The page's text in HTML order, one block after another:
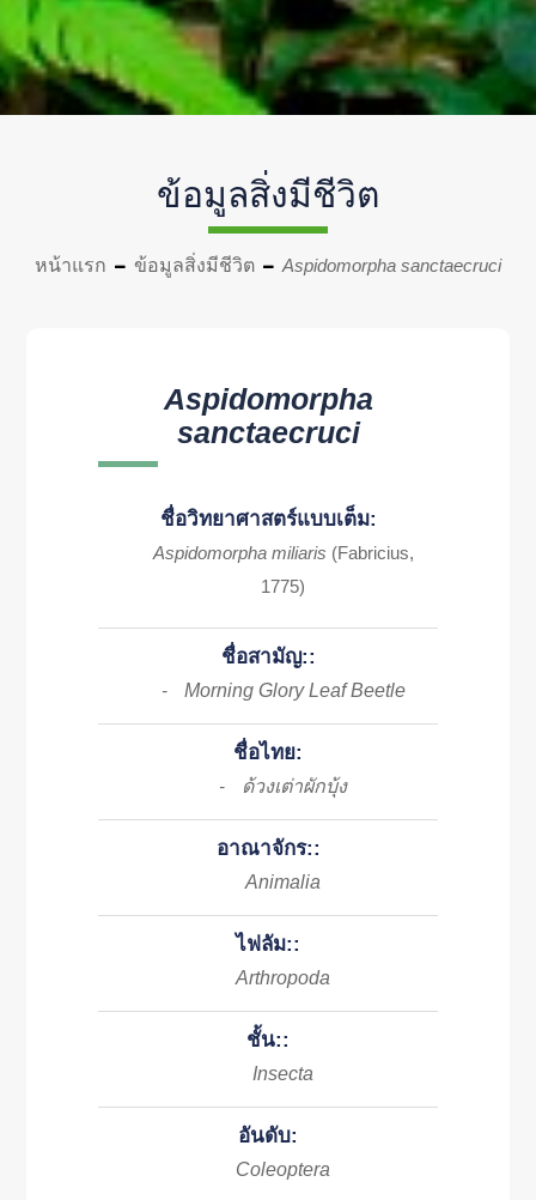
ข้อมูลสิ่งมีชีวิต
หน้าแรก ข้อมูลสิ่งมีชีวิต Aspidomorpha sanctaecruci
Aspidomorpha
sanctaecruci
ชื่อวิทยาศาสตร์แบบเต็ม:
Aspidomorpha miliaris (Fabricius,
1775)
ชื่อสามัญ::
- Morning Glory Leaf Beetle
ชื่อไทย:
- ด้วงเต่าผักบุ้ง
อาณาจักร::
Animalia
ไฟลัม::
Arthropoda
ชั้น::
Insecta
อันดับ:
Coleoptera